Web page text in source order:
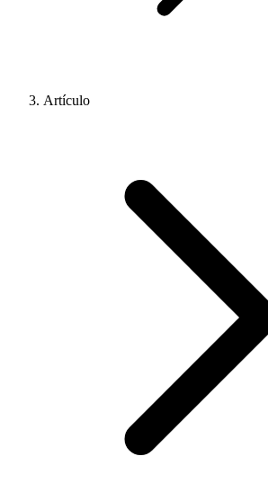
Artículo